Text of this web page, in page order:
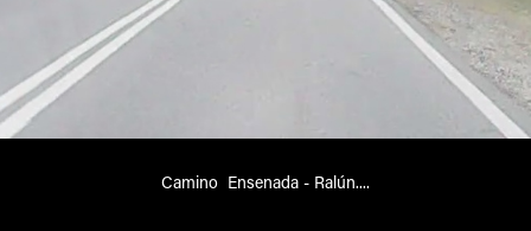
Camino  Ensenada - Ralún....